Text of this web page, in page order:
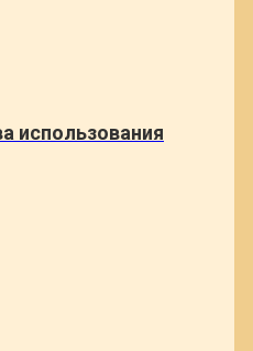
использования